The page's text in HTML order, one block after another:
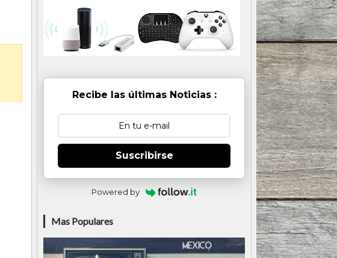
Recibe las últimas Noticias :
Suscribirse
Powered by
Mas Populares